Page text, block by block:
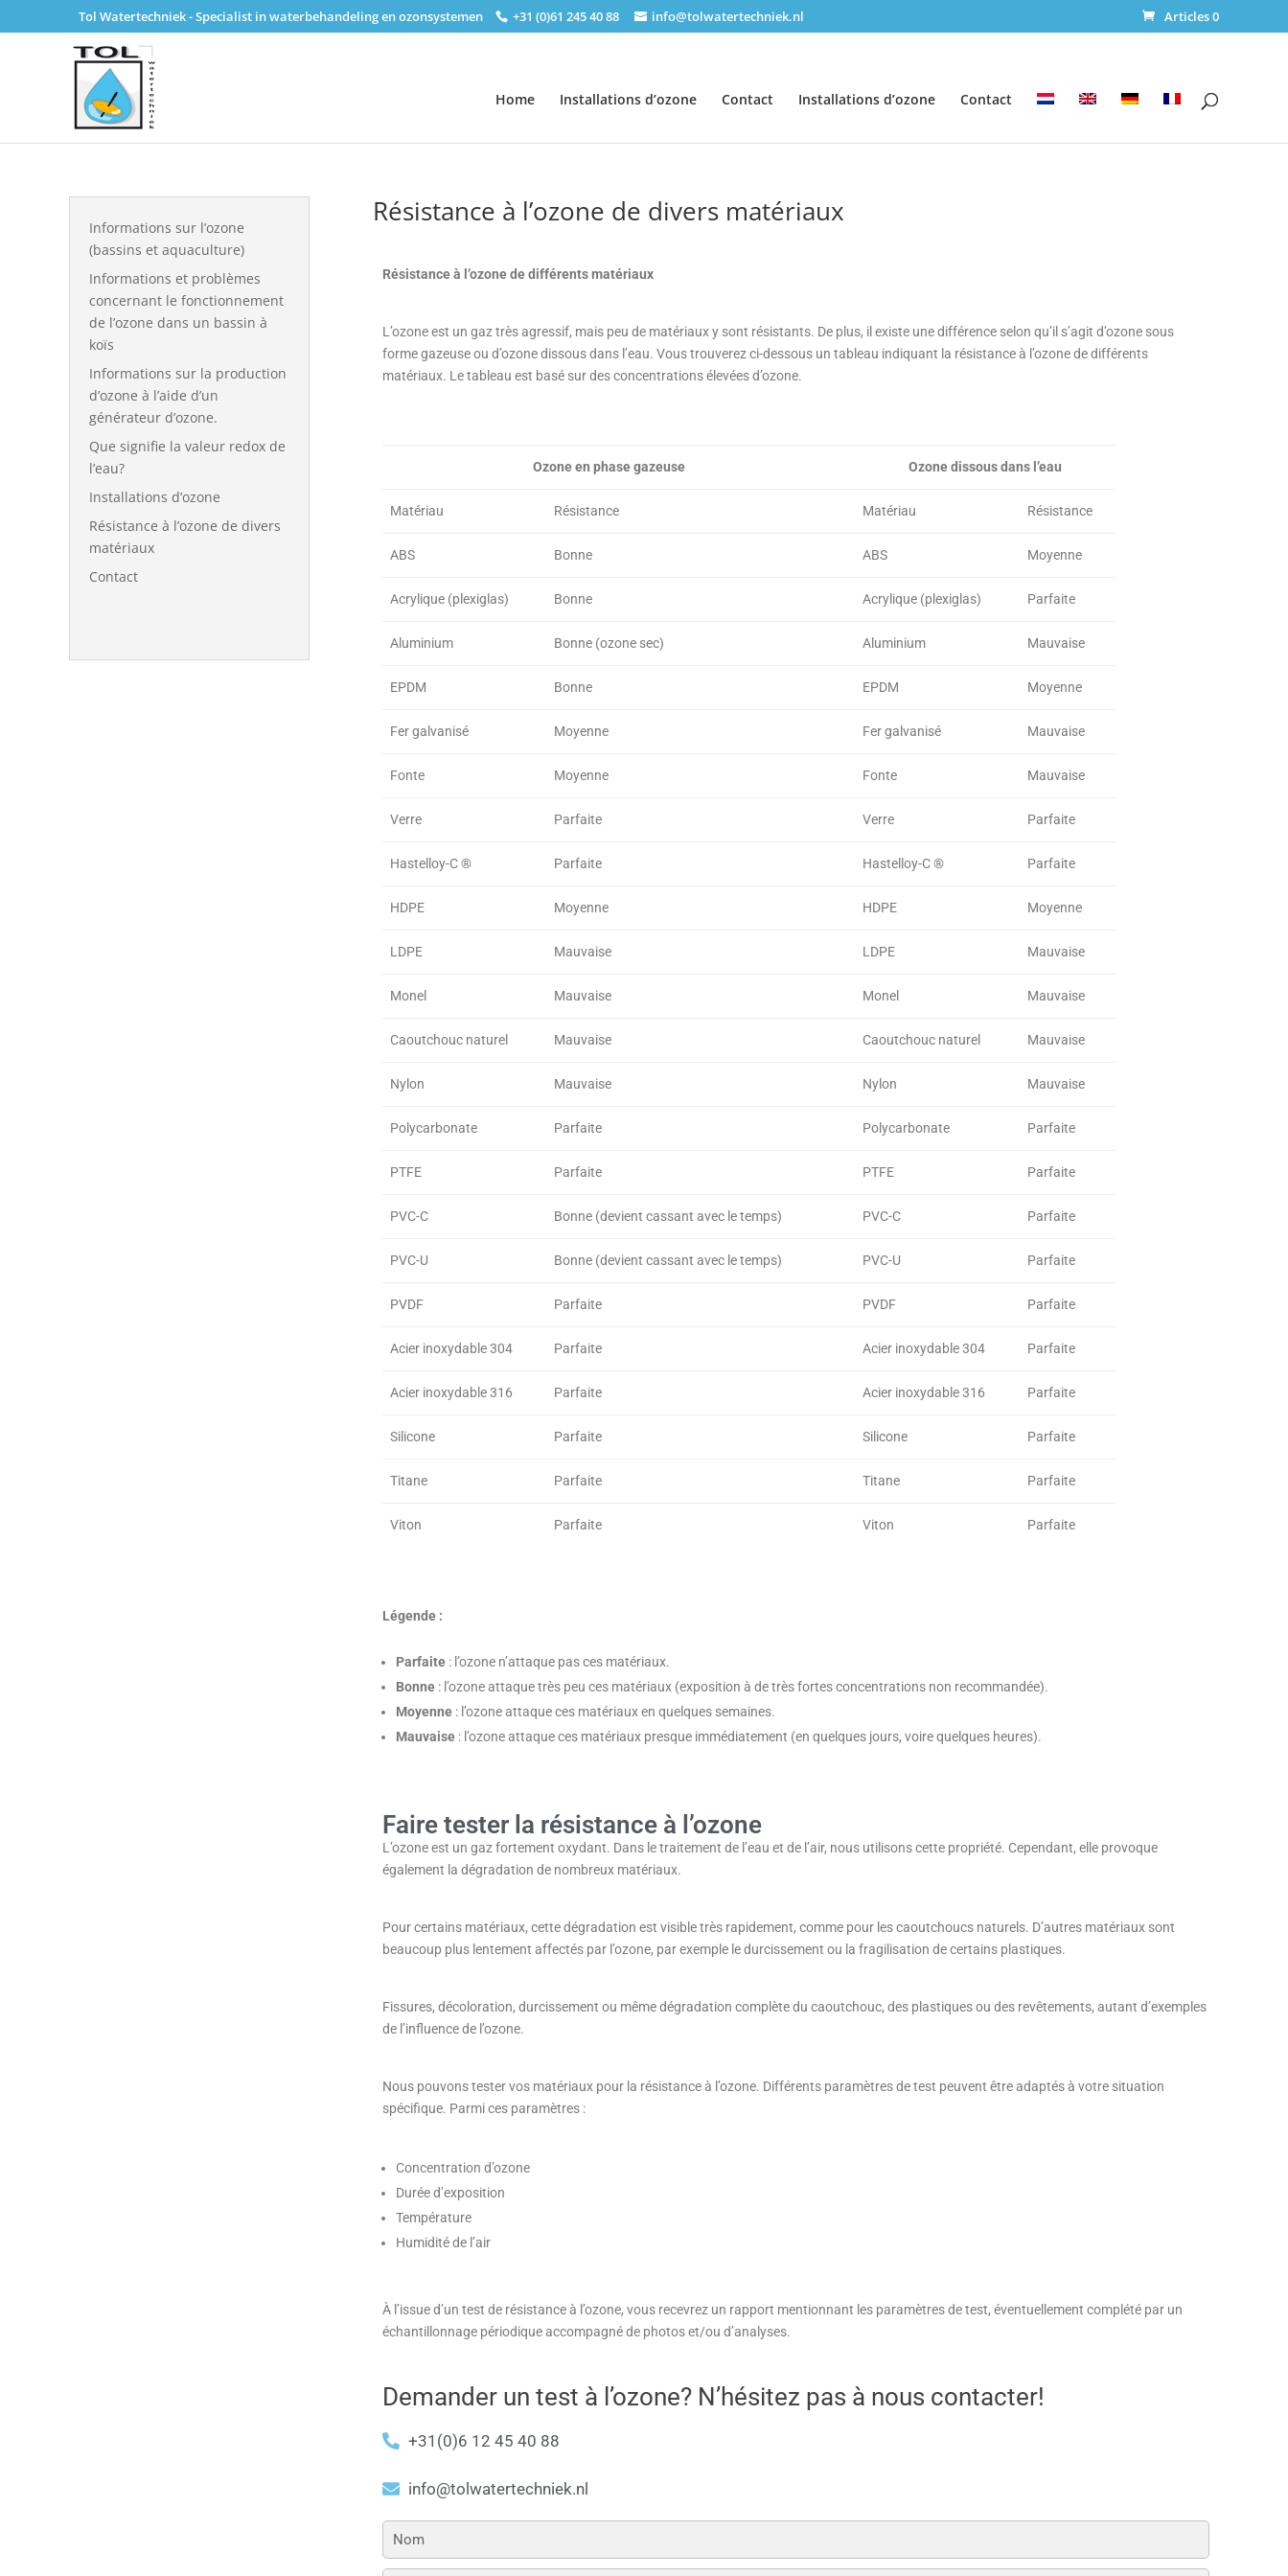
Tol Watertechniek - Specialist in waterbehandeling en ozonsystemen +31 (0)61 245 40 88 info@tolwatertechniek.nl Articles 0
Home Installations d’ozone Contact Installations d’ozone Contact
Résistance à l’ozone de divers matériaux
Résistance à l’ozone de différents matériaux
L’ozone est un gaz très agressif, mais peu de matériaux y sont résistants. De plus, il existe une différence selon qu’il s’agit d’ozone sous
forme gazeuse ou d’ozone dissous dans l’eau. Vous trouverez ci-dessous un tableau indiquant la résistance à l’ozone de différents
matériaux. Le tableau est basé sur des concentrations élevées d’ozone.
Ozone en phase gazeuse Ozone dissous dans l’eau
Matériau Résistance Matériau Résistance
ABS Bonne ABS Moyenne
Acrylique (plexiglas) Bonne Acrylique (plexiglas) Parfaite
Aluminium Bonne (ozone sec) Aluminium Mauvaise
EPDM Bonne EPDM Moyenne
Fer galvanisé Moyenne Fer galvanisé Mauvaise
Fonte Moyenne Fonte Mauvaise
Verre Parfaite Verre Parfaite
Hastelloy-C ® Parfaite Hastelloy-C ® Parfaite
HDPE Moyenne HDPE Moyenne
LDPE Mauvaise LDPE Mauvaise
Monel Mauvaise Monel Mauvaise
Caoutchouc naturel Mauvaise Caoutchouc naturel Mauvaise
Nylon Mauvaise Nylon Mauvaise
Polycarbonate Parfaite Polycarbonate Parfaite
PTFE Parfaite PTFE Parfaite
PVC-C Bonne (devient cassant avec le temps) PVC-C Parfaite
PVC-U Bonne (devient cassant avec le temps) PVC-U Parfaite
PVDF Parfaite PVDF Parfaite
Acier inoxydable 304 Parfaite Acier inoxydable 304 Parfaite
Acier inoxydable 316 Parfaite Acier inoxydable 316 Parfaite
Silicone Parfaite Silicone Parfaite
Titane Parfaite Titane Parfaite
Viton Parfaite Viton Parfaite
Légende :
Parfaite: l’ozone n’attaque pas ces matériaux.
Bonne: l’ozone attaque très peu ces matériaux (exposition à de très fortes concentrations non recommandée).
Moyenne: l’ozone attaque ces matériaux en quelques semaines.
Mauvaise: l’ozone attaque ces matériaux presque immédiatement (en quelques jours, voire quelques heures).
Faire tester la résistance à l’ozone
L’ozone est un gaz fortement oxydant. Dans le traitement de l’eau et de l’air, nous utilisons cette propriété. Cependant, elle provoque
également la dégradation de nombreux matériaux.
Pour certains matériaux, cette dégradation est visible très rapidement, comme pour les caoutchoucs naturels. D’autres matériaux sont
beaucoup plus lentement affectés par l’ozone, par exemple le durcissement ou la fragilisation de certains plastiques.
Fissures, décoloration, durcissement ou même dégradation complète du caoutchouc, des plastiques ou des revêtements, autant d’exemples
de l’influence de l’ozone.
Nous pouvons tester vos matériaux pour la résistance à l’ozone. Différents paramètres de test peuvent être adaptés à votre situation
spécifique. Parmi ces paramètres :
Concentration d’ozone
Durée d’exposition
Température
Humidité de l’air
À l’issue d’un test de résistance à l’ozone, vous recevrez un rapport mentionnant les paramètres de test, éventuellement complété par un
échantillonnage périodique accompagné de photos et/ou d’analyses.
Demander un test à l’ozone? N’hésitez pas à nous contacter!
+31(0)6 12 45 40 88
info@tolwatertechniek.nl
Informations sur l’ozone
(bassins et aquaculture)
Informations et problèmes
concernant le fonctionnement
de l’ozone dans un bassin à
koïs
Informations sur la production
d’ozone à l’aide d’un
générateur d’ozone.
Que signifie la valeur redox de
l’eau?
Installations d’ozone
Résistance à l’ozone de divers
matériaux
Contact